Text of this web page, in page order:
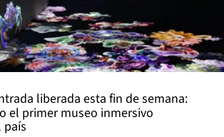
liberada esta fin de semana:
el primer museo inmersivo
país